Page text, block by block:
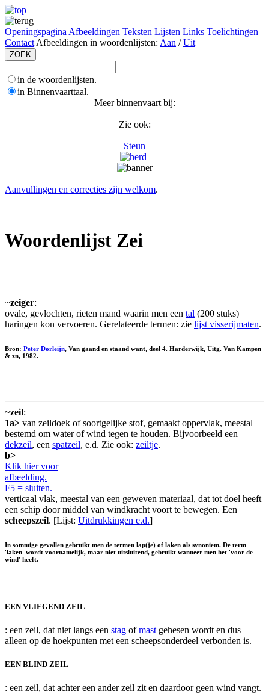
Openingspagina Afbeeldingen Teksten Lijsten Links Toelichtingen
Contact Afbeeldingen in woordenlijsten: Aan /Uit
in de woordenlijsten.
in Binnenvaarttaal.
Meer binnenvaart bij:
Zie ook:
Steun
Aanvullingen en correcties zijn welkom.
Woordenlijst Zei
~zeiger:
ovale, gevlochten, rieten mand waarin men een tal (200 stuks)
haringen kon vervoeren. Gerelateerde termen: zie lijst visserijmaten.
Bron: Peter Dorleijn, Van gaand en staand want, deel 4. Harderwijk, Uitg. Van Kampen
& zn, 1982.
~zeil:
1a> van zeildoek of soortgelijke stof, gemaakt oppervlak, meestal
bestemd om water of wind tegen te houden. Bijvoorbeeld een
dekzeil, een spatzeil, e.d. Zie ook: zeiltje.
b>
Klik hier voor
afbeelding.
F5 = sluiten.
verticaal vlak, meestal van een geweven materiaal, dat tot doel heeft
een schip door middel van windkracht voort te bewegen. Een
scheepszeil. [Lijst: Uitdrukkingen e.d.]
In sommige gevallen gebruikt men de termen lap(je) of laken als synoniem. De term
'laken' wordt voornamelijk, maar niet uitsluitend, gebruikt wanneer men het 'voor de
wind' heeft.
EEN VLIEGEND ZEIL
: een zeil, dat niet langs een stag ofmast gehesen wordt en dus
alleen op de hoekpunten met een scheepsonderdeel verbonden is.
EEN BLIND ZEIL
: een zeil, dat achter een ander zeil zit en daardoor geen wind vangt.